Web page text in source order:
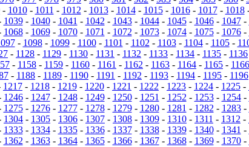
- 1010- 1011 - 1012 - 1013- 1014- 1015- 1016- 1017- 1018
1039- 1040- 1041 - 1042 - 1043- 1044- 1045- 1046- 1047-
1068- 1069- 1070- 1071 - 1072 - 1073- 1074- 1075- 1076-
- 1098- 1099- 1100- 1101 - 1102 - 1103- 1104- 1105-
- 1128 - 1129 - 1130 - 1131 - 1132 - 1133 - 1134 - 1135 - 1136
- 1158 - 1159 - 1160 - 1161 - 1162 - 1163 - 1164 - 1165 - 1166
- 1188 - 1189 - 1190 - 1191 - 1192 - 1193 - 1194 - 1195 - 1196
1217 - 1218 - 1219 - 1220 - 1221 - 1222 - 1223 - 1224 - 1225 -
1246- 1247- 1248- 1249- 1250- 1251 - 1252 - 1253- 1254-
1275- 1276- 1277- 1278- 1279- 1280- 1281 - 1282 - 1283-
1304 - 1305 - 1306 - 1307 - 1308 - 1309 - 1310 - 1311 - 1312 -
1333- 1334- 1335- 1336- 1337- 1338- 1339- 1340- 1341 -
1362 - 1363- 1364- 1365- 1366- 1367- 1368- 1369- 1370-